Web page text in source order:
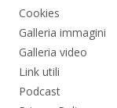
Cookies
Galleria immagini
Galleria video
Link utili
Podcast